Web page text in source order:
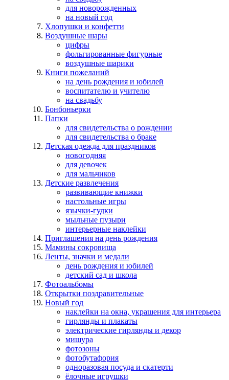
для новорожденных
на новый год
Хлопушки и конфетти
Воздушные шары
цифры
фольгированные фигурные
воздушные шарики
Книги пожеланий
на день рождения и юбилей
воспитателю и учителю
на свадьбу
Бонбоньерки
Папки
для свидетельства о рождении
для свидетельства о браке
Детская одежда для праздников
новогодняя
для девочек
для мальчиков
Детские развлечения
развивающие книжки
настольные игры
язычки-гудки
мыльные пузыри
интерьерные наклейки
Приглашения на день рождения
Мамины сокровища
Ленты, значки и медали
день рождения и юбилей
детский сад и школа
Фотоальбомы
Открытки поздравительные
Новый год
наклейки на окна, украшения для интерьера
гирлянды и плакаты
электрические гирлянды и декор
мишура
фотозоны
фотобутафория
одноразовая посуда и скатерти
ёлочные игрушки